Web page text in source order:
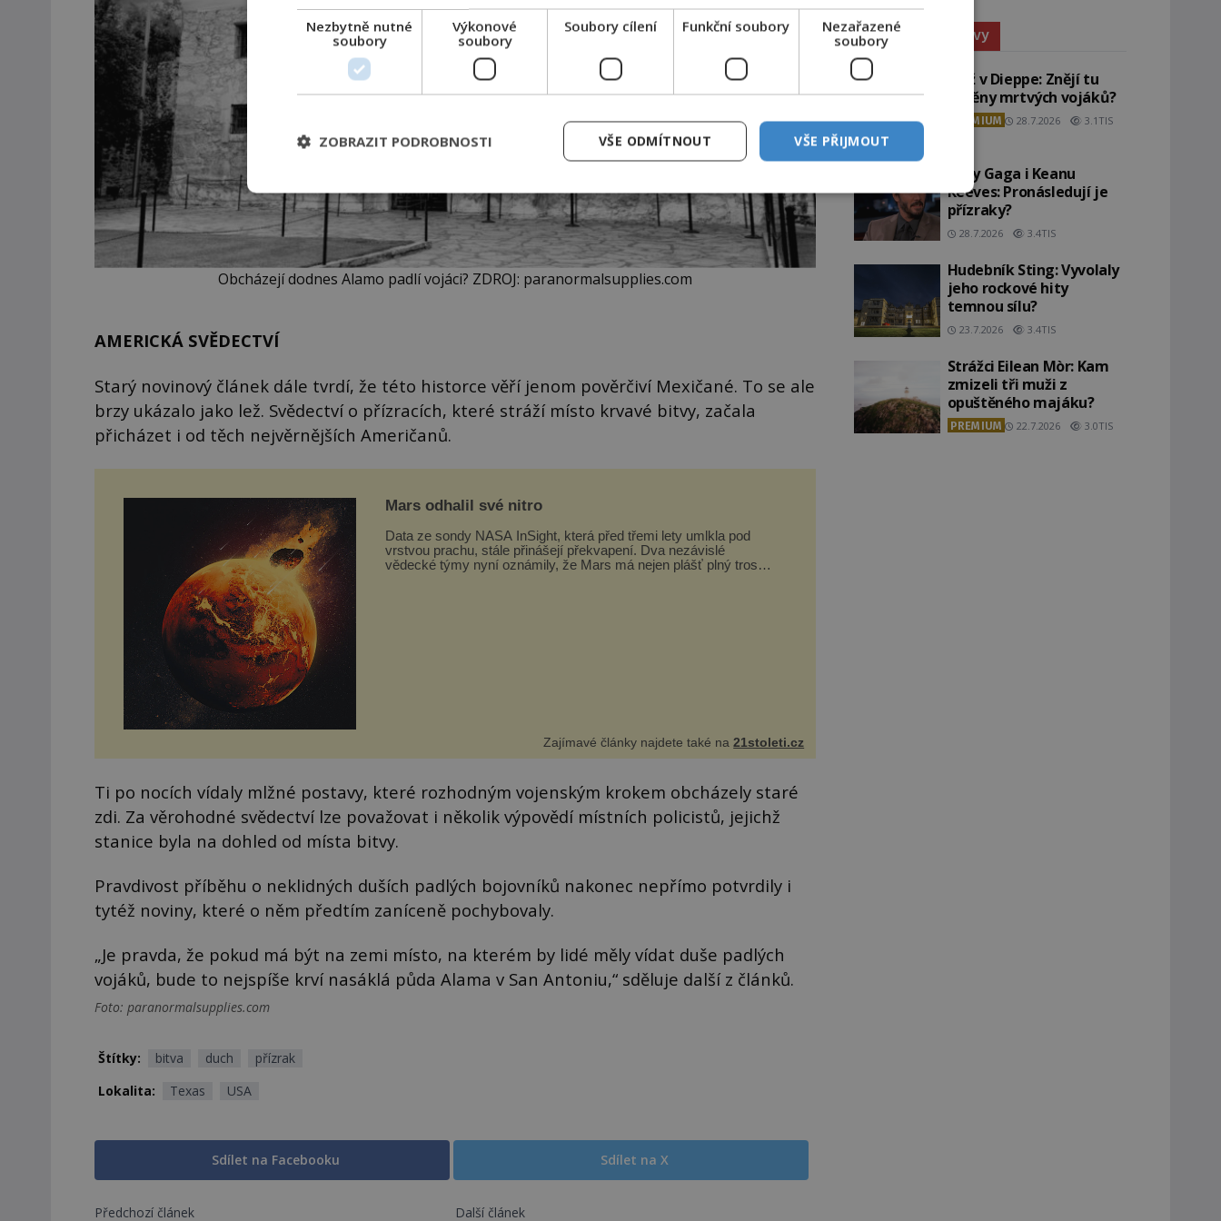
Obcházejí dodnes Alamo padlí vojáci? ZDROJ: paranormalsupplies.com
AMERICKÁ SVĚDECTVÍ
Starý novinový článek dále tvrdí, že této historce věří jenom pověrčiví Mexičané. To se ale
brzy ukázalo jako lež. Svědectví o přízracích, které stráží místo krvavé bitvy, začala
přicházet i od těch nejvěrnějších Američanů.
Mars odhalil své nitro
Data ze sondy NASA InSight, která před třemi lety umlkla pod
vrstvou prachu, stále přinášejí překvapení. Dva nezávislé
vědecké týmy nyní oznámily, že Mars má nejen plášť plný trosek
Zajímavé články najdete také na21stoleti.cz
Ti po nocích vídaly mlžné postavy, které rozhodným vojenským krokem obcházely staré
zdi. Za věrohodné svědectví lze považovat i několik výpovědí místních policistů, jejichž
stanice byla na dohled od místa bitvy.
Pravdivost příběhu o neklidných duších padlých bojovníků nakonec nepřímo potvrdily i
tytéž noviny, které o něm předtím zaníceně pochybovaly.
„Je pravda, že pokud má být na zemi místo, na kterém by lidé měly vídat duše padlých
vojáků, bude to nejspíše krví nasáklá půda Alama v San Antoniu,“ sděluje další z článků.
Foto: paranormalsupplies.com
Štítky: bitva duch
přízrak
Lokalita:
Texas USA
Sdílet na Facebooku Sdílet na X
Předchozí článek Další článek
Paranormální jevy
Pláž v Dieppe: Znějí tu
ozvěny mrtvých vojáků?
PREMIUM 28.7.2026 3.1TIS
Lady Gaga i Keanu
Reeves: Pronásledují je
přízraky?
28.7.2026 3.4TIS
Hudebník Sting: Vyvolaly
jeho rockové hity
temnou sílu?
23.7.2026 3.4TIS
Strážci Eilean Mòr: Kam
zmizeli tři muži z
opuštěného majáku?
PREMIUM 22.7.2026 3.0TIS
Nezbytně nutné
soubory
Výkonové
soubory
Soubory cílení Funkční soubory
Nezařazené
soubory
VŠE PŘIJMOUT
VŠE ODMÍTNOUT
ZOBRAZIT PODROBNOSTI